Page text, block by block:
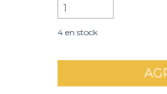
4 en stock